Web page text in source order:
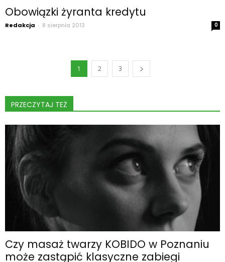
Obowiązki żyranta kredytu
Redakcja - 8 sierpnia 2013 0
1 2 3
PRZECZYTAJ TEŻ
Czy masaż twarzy KOBIDO w Poznaniu
może zastąpić klasyczne zabiegi